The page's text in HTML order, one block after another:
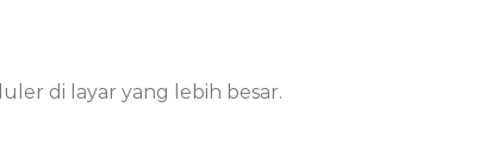
di layar yang lebih besar.